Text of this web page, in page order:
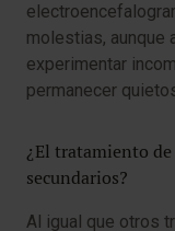
molestias, aunque
experimentar
permanecer
¿El tratamiento
secundarios?
Al igual que otros